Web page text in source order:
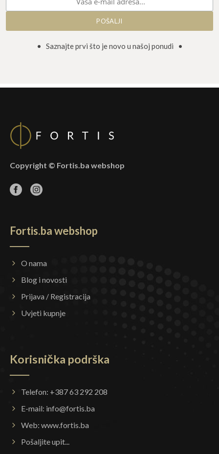
• Saznajte prvi što je novo u našoj ponudi •
Copyright © Fortis.ba webshop
Fortis.ba webshop
O nama
Blog i novosti
Prijava / Registracija
Uvjeti kupnje
Korisnička podrška
Telefon: +387 63 292 208
E-mail: info@fortis.ba
Web: www.fortis.ba
Pošaljite upit...